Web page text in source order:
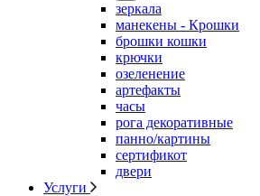
зеркала
манекены - Крошки
брошки кошки
крючки
озеленение
артефакты
часы
рога декоративные
панно/картины
сертификот
двери
Услуги